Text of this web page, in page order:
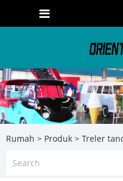
Rumah > Produk > Treler